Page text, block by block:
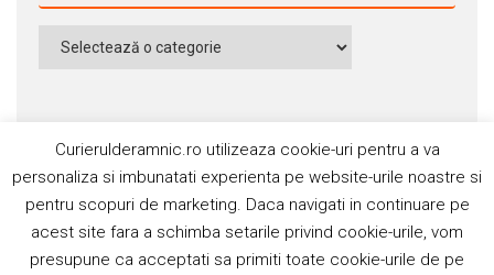
Categorii
Curierulderamnic.ro utilizeaza cookie-uri pentru a va
personaliza si imbunatati experienta pe website-urile noastre si
pentru scopuri de marketing. Daca navigati in continuare pe
acest site fara a schimba setarile privind cookie-urile, vom
presupune ca acceptati sa primiti toate cookie-urile de pe